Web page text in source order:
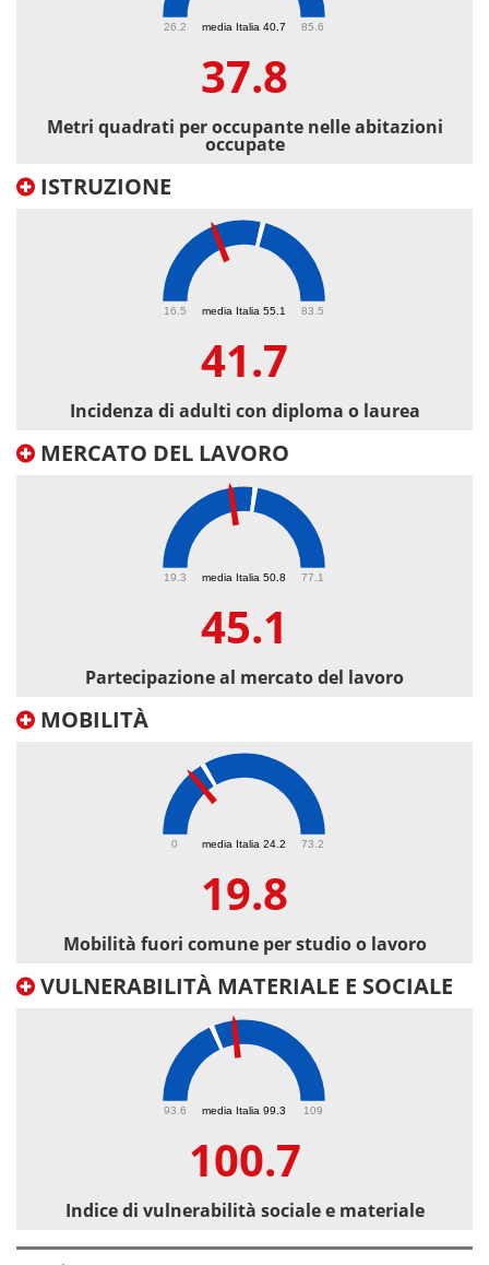
media Italia 40.7
26.2 85.6
37.8
Metri quadrati per occupante nelle abitazioni
occupate
ISTRUZIONE
media Italia 55.1
16.5 83.5
41.7
Incidenza di adulti con diploma o laurea
MERCATO DEL LAVORO
media Italia 50.8
19.3 77.1
45.1
Partecipazione al mercato del lavoro
MOBILITÀ
media Italia 24.2
0 73.2
19.8
Mobilità fuori comune per studio o lavoro
VULNERABILITÀ MATERIALE E SOCIALE
media Italia 99.3
93.6 109
100.7
Indice di vulnerabilità sociale e materiale